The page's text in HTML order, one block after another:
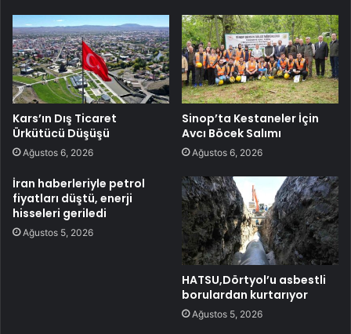
Kars’ın Dış Ticaret
Ürkütücü Düşüşü
Ağustos 6, 2026
Sinop’ta Kestaneler İçin
Avcı Böcek Salımı
Ağustos 6, 2026
İran haberleriyle petrol
fiyatları düştü, enerji
hisseleri geriledi
Ağustos 5, 2026
HATSU,Dörtyol’u asbestli
borulardan kurtarıyor
Ağustos 5, 2026